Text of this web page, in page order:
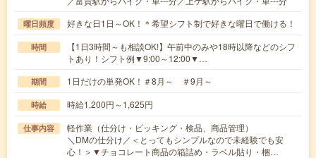
曜日頻度 好きな日1日～OK！＊希望シフト制で好きな曜日で働ける！
時間
【1日3時間～も相談OK!】午前中のみや18時以降などのシフ
トあり！シフト例▼9:00～12:00▼…
期間 1日だけの単発OK！＃8月～ ＃9月～
時給 時給1,200円～1,625円
仕事内容
軽作業（仕分け・ピッキング・検品、商品管理）
＼DMの仕分け／＜とってもシンプルなので未経験でも安
心！＞▼チョコレート商品の箱詰め・ラベル貼り・梱…